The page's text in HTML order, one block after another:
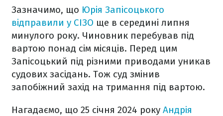
Зазначимо, що Юрія Запісоцького
відправили у СІЗО ще в середині липня
минулого року. Чиновник перебував під
вартою понад сім місяців. Перед цим
Запісоцький під різними приводами уникав
судових засідань. Тож суд змінив
запобіжний захід на тримання під вартою.
Нагадаємо, що 25 січня 2024 року Андрія